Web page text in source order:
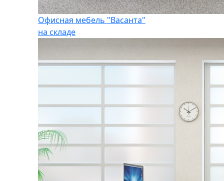
Офисная мебель "Васанта"
на складе